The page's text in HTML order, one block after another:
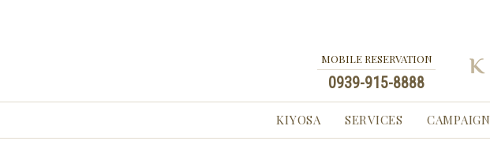
KIYOSA SERVICES CAMPAIGN
MOBILE RESERVATION
0939-915-8888